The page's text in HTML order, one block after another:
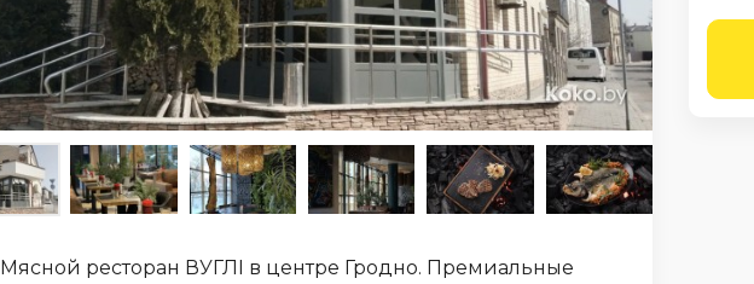
Мясной ресторан ВУГЛI в центре Гродно. Премиальные